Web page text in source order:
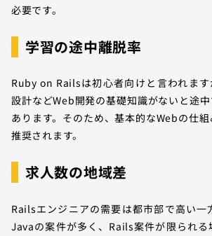
必要です。
学習の途中離脱率
Ruby on Railsは初心者向けと言われます
設計などWeb開発の基礎知識がないと途
あります。そのため、基本的なWebの仕
推奨されます。
求人数の地域差
Railsエンジニアの需要は都市部で高い一
Javaの案件が多く、Rails案件が限られる